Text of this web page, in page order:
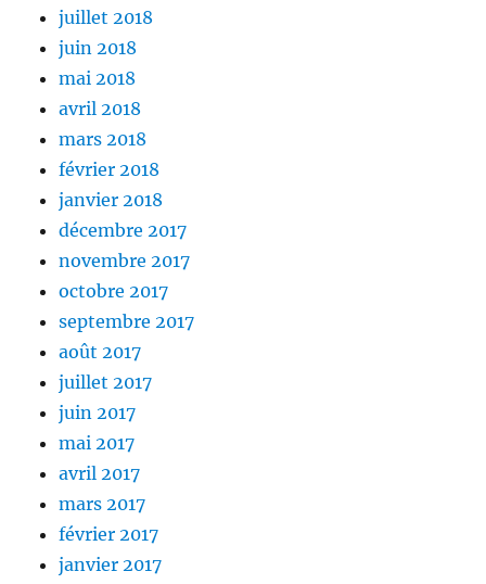
juillet 2018
juin 2018
mai 2018
avril 2018
mars 2018
février 2018
janvier 2018
décembre 2017
novembre 2017
octobre 2017
septembre 2017
août 2017
juillet 2017
juin 2017
mai 2017
avril 2017
mars 2017
février 2017
janvier 2017